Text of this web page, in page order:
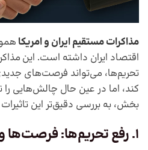
مذاکرات مستقیم ایران و امریکا
اقتصاد ایران داشته است. این
تحریم‌ها، می‌تواند فرصت‌های جدیدی
کند، اما در عین حال چالش‌هایی را
بخش، به بررسی دقیق‌تر این تاثیرات
1. رفع تحریم‌ها: فرصت‌ها و چالش‌ها